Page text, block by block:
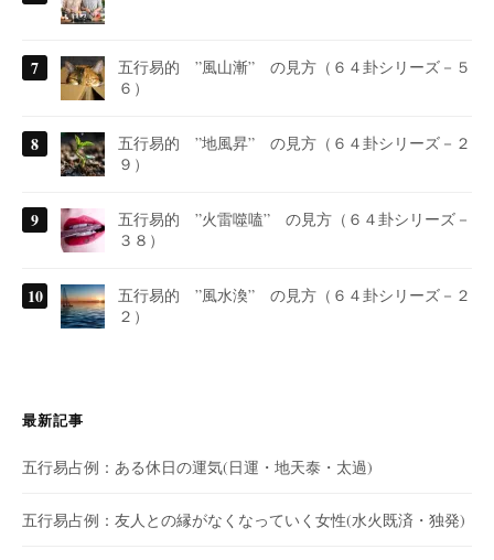
五行易的 ”風山漸” の見方（６４卦シリーズ－５
６）
五行易的 ”地風昇” の見方（６４卦シリーズ－２
９）
五行易的 ”火雷噬嗑” の見方（６４卦シリーズ－
３８）
五行易的 ”風水渙” の見方（６４卦シリーズ－２
２）
最新記事
五行易占例：ある休日の運気(日運・地天泰・太過)
五行易占例：友人との縁がなくなっていく女性(水火既済・独発)